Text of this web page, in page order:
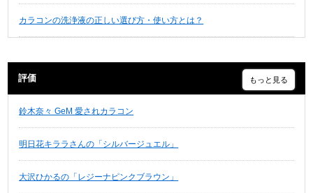
カラコンの洗浄液の正しい選び方・使い方とは？
評価 もっと見る
鈴木奈々 GeM 愛されカラコン
明日花キララさんの「シルバージュエル」
大沢ひかるの「レジーナピンクブラウン」